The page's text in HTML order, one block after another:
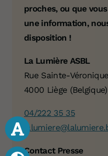
proches, ou que
une information,
disposition !
La Lumière ASBL
Rue Sainte-
4000 Liège (Belgique)
04/222 35 35
Contact Presse